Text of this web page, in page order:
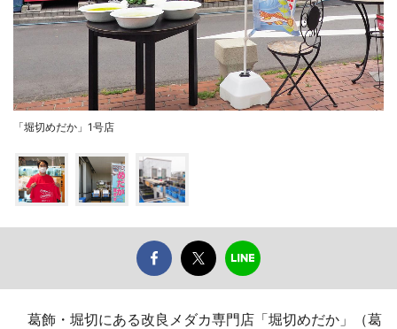
「堀切めだか」1号店
葛飾・堀切にある改良メダカ専門店「堀切めだか」（葛